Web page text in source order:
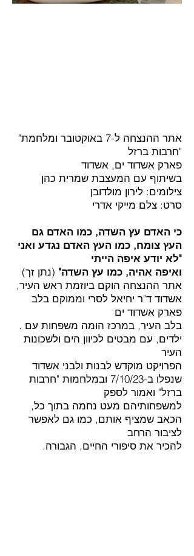
"אתר ההנצחה ל-7 באוקטובר ומלחמת
"חרבות ברזל
פארק אשדוד ים, אשדוד
בשיתוף עם המעצבת שמרית כהן
צילומים: לירון מולדובן
סרט: צלם מייקי אדרי
העץ צומח, כמו העץ האדם נגדע ואני
לא יודע איפה הייתי"
ואיפה אהיה, כמו עץ השדה" (נתן זך)
,אתר ההנצחה הוקם ביוזמת ראש העיר
אשדוד ד"ר יחיאל לסרי וממוקם בלב
פארק אשדוד ים
. בלב העיר, במרכז הומה משפחות עם
ילדים, עם מבטים לכיוון הים ולשכונות
העיר
הפרויקט מוקדש לבנות ולבני אשדוד
שנפלו ב-7/10/23 ובמלחמות "חרבות
ברזל" ואמור לספק
,למשפחותיהם מעט נחמה בתוך כל
הכאב שמציף אותם, כמו גם לאפשר
לציבור הרחב
.להכיר את סיפורי החיים, הגבורה